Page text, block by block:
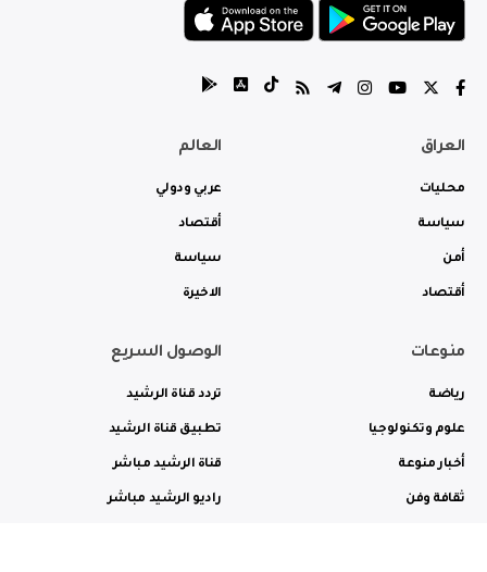
العراق
محليات
سياسة
أمن
أقتصاد
العالم
عربي ودولي
أقتصاد
سياسة
الاخيرة
منوعات
رياضة
علوم وتكنولوجيا
أخبار منوعة
ثقافة وفن
الوصول السريع
تردد قناة الرشيد
تطبيق قناة الرشيد
قناة الرشيد مباشر
راديو الرشيد مباشر